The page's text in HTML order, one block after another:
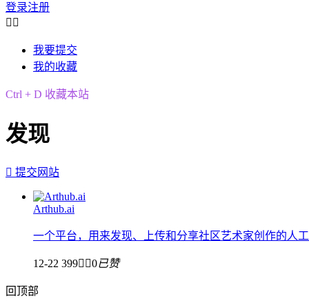
登录注册
 
我要提交
我的收藏
Ctrl + D 收藏本站
发现
 提交网站
Arthub.ai
一个平台，用来发现、上传和分享社区艺术家创作的人
12-22 399 0已赞
回顶部